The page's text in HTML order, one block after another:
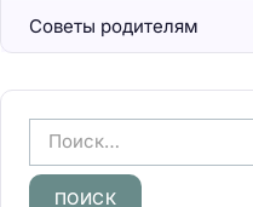
Советы родителям
а
й